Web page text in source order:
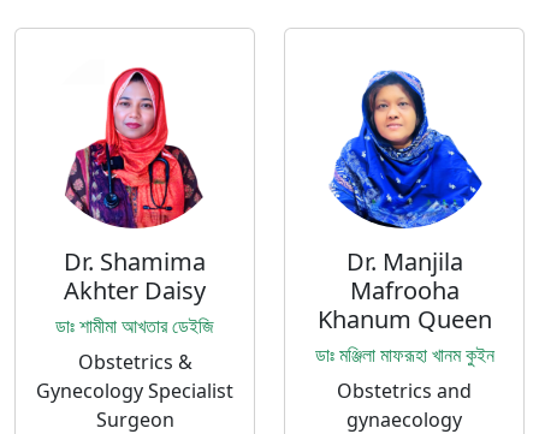
Dr. Shamima
Akhter Daisy
ডাঃ শামীমা আখতার ডেইজি
Obstetrics &
Gynecology Specialist
Surgeon
Dr. Manjila
Mafrooha
Khanum Queen
ডাঃ মঞ্জিলা মাফরূহা খানম কুইন
Obstetrics and
gynaecology